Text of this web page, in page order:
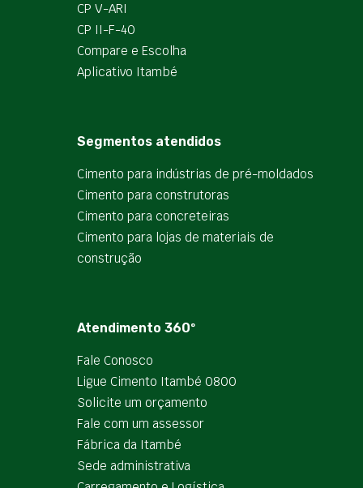
CP V-ARI
CP II-F-40
Compare e Escolha
Aplicativo Itambé
Segmentos atendidos
Cimento para indústrias de pré-moldados
Cimento para construtoras
Cimento para concreteiras
Cimento para lojas de materiais de
construção
Atendimento 360º
Fale Conosco
Ligue Cimento Itambé 0800
Solicite um orçamento
Fale com um assessor
Fábrica da Itambé
Sede administrativa